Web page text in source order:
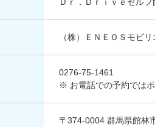
（株）ＥＮＥＯＳモビ
0276-75-1461
※ お電話での予約ではポ
〒374-0004 群馬県館林